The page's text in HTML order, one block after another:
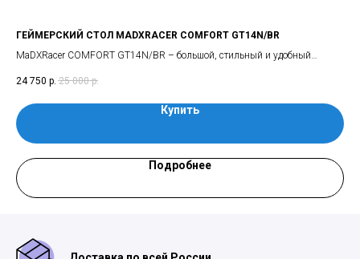
ГЕЙМЕРСКИЙ СТОЛ MADXRACER COMFORT GT14N/BR
MaDXRacer COMFORT GT14N/BR – большой, стильный и удобный
24 750 р. 25 000 р.
Купить
Подробнее